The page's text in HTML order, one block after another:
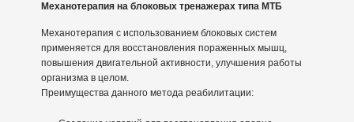
Механотерапия на блоковых тренажерах типа МТБ
Механотерапия с использованием блоковых систем
применяется для восстановления пораженных мышц,
повышения двигательной активности, улучшения работы
организма в целом.
Преимущества данного метода реабилитации: